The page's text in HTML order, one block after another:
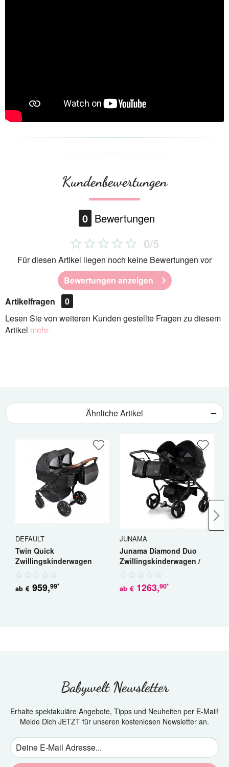
Kundenbewertungen
0 Bewertungen
0/5
Für diesen Artikel liegen noch keine Bewertungen vor
Bewertungen anzeigen
Artikelfragen
0
Lesen Sie von weiteren Kunden gestellte Fragen zu diesem
Artikel mehr
Ähnliche Artikel
DEFAULT
Twin Quick
Zwillingskinderwagen
Geschwisterwagen
ab € 959,99*
JUNAMA
Junama Diamond Duo
Zwillingskinderwagen /
Geschwisterwagen
ab € 1263,90*
Babywelt Newsletter
Erhalte spektakuläre Angebote, Tipps und Neuheiten per E-Mail!
Melde Dich JETZT für unseren kostenlosen Newsletter an.